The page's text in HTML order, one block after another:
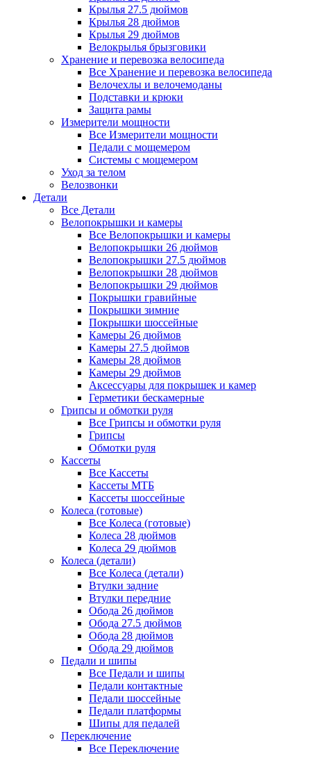
Крылья 27.5 дюймов
Крылья 28 дюймов
Крылья 29 дюймов
Велокрылья брызговики
Хранение и перевозка велосипеда
Все Хранение и перевозка велосипеда
Велочехлы и велочемоданы
Подставки и крюки
Защита рамы
Измерители мощности
Все Измерители мощности
Педали с мощемером
Системы с мощемером
Уход за телом
Велозвонки
Детали
Все Детали
Велопокрышки и камеры
Все Велопокрышки и камеры
Велопокрышки 26 дюймов
Велопокрышки 27.5 дюймов
Велопокрышки 28 дюймов
Велопокрышки 29 дюймов
Покрышки гравийные
Покрышки зимние
Покрышки шоссейные
Камеры 26 дюймов
Камеры 27.5 дюймов
Камеры 28 дюймов
Камеры 29 дюймов
Аксессуары для покрышек и камер
Герметики бескамерные
Грипсы и обмотки руля
Все Грипсы и обмотки руля
Грипсы
Обмотки руля
Кассеты
Все Кассеты
Кассеты МТБ
Кассеты шоссейные
Колеса (готовые)
Все Колеса (готовые)
Колеса 28 дюймов
Колеса 29 дюймов
Колеса (детали)
Все Колеса (детали)
Втулки задние
Втулки передние
Обода 26 дюймов
Обода 27.5 дюймов
Обода 28 дюймов
Обода 29 дюймов
Педали и шипы
Все Педали и шипы
Педали контактные
Педали шоссейные
Педали платформы
Шипы для педалей
Переключение
Все Переключение